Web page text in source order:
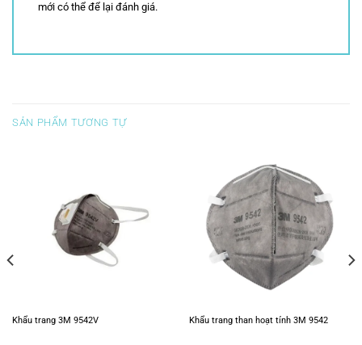
mới có thể để lại đánh giá.
SẢN PHẨM TƯƠNG TỰ
Khẩu trang 3M 9542V Khẩu trang than hoạt tính 3M 9542